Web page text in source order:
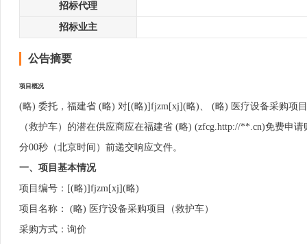
招标代理
招标业主
公告摘要
项目概况
(略) 委托，福建省 (略) 对[(略)]fjzm[xj](略)、 (略) 医疗设备采购项
（救护车）的潜在供应商应在福建省 (略) (zfcg.http://**.cn)免费申
分00秒（北京时间）前递交响应文件。
一、项目基本情况
项目编号：[(略)]fjzm[xj](略)
项目名称： (略) 医疗设备采购项目（救护车）
采购方式：询价